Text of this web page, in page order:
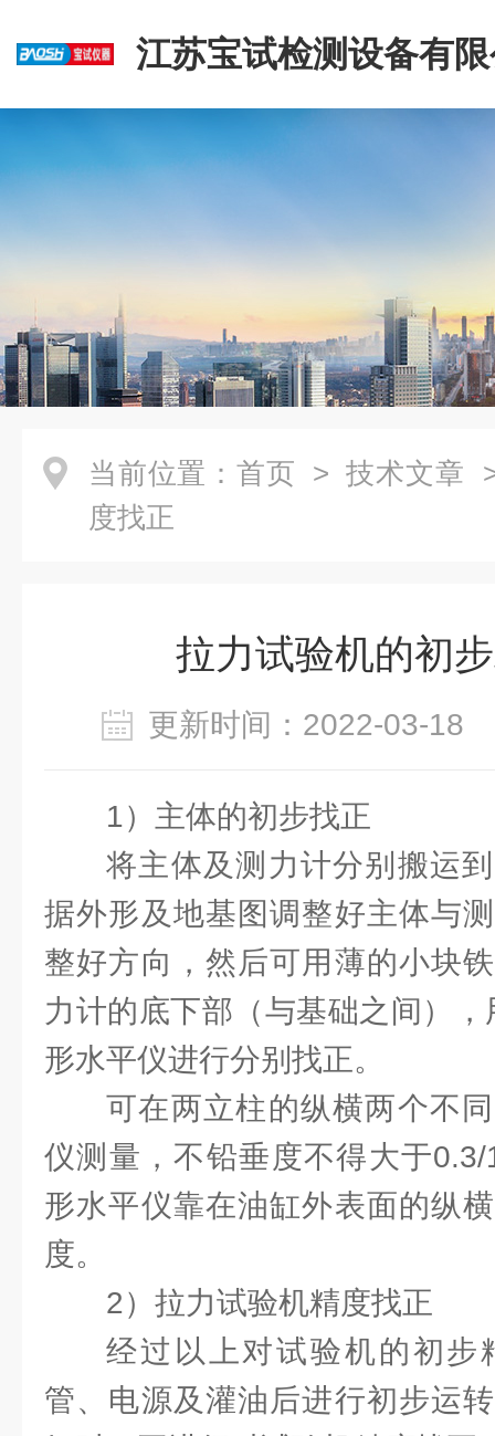
江苏宝试检测设备有
当前位置： 首页 > 技术文章
度找正
拉力试验机的初
更新时间：2022-03-
1）主体的初步找正
将主体及测力计分别搬运
据外形及地基图调整好主体与
整好方向，然后可用薄的小块
力计的底下部（与基础之间）
形水平仪进行分别找正。
可在两立柱的纵横两个不
仪测量，不铅垂度不得大于
形水平仪靠在油缸外表面的纵
度。
2）拉力试验机精度找正
经过以上对试验机的初步
管、电源及灌油后进行初步运